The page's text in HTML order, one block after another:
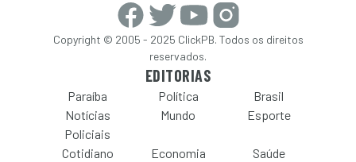
Copyright © 2005 - 2025 ClickPB. Todos os direitos
reservados.
EDITORIAS
Paraíba Política
Brasil
Notícias
Policiais
Mundo Esporte
Cotidiano Economia Saúde